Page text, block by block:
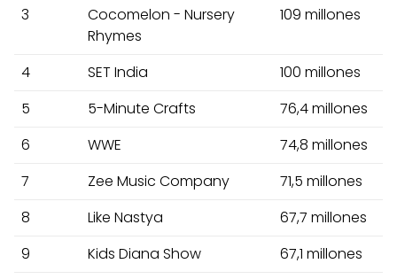
3
Cocomelon - Nursery
Rhymes
109 millones
4 SET India
100 millones
5
5-Minute Crafts
76,4 millones
6
WWE
74,8 millones
7
Zee Music Company
71,5 millones
8
Like Nastya
67,7 millones
9
Kids Diana Show
67,1 millones